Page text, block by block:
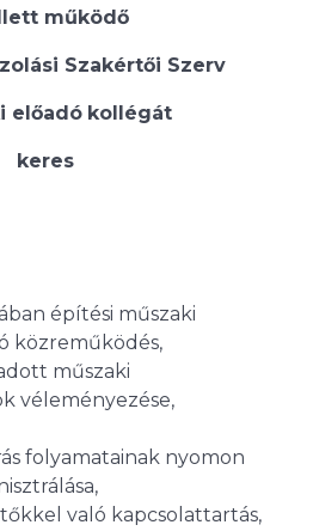
működő
Szakértői Szerv
előadó kollégát
keres
építési műszaki
közreműködés,
műszaki
véleményezése,
folyamatainak nyomon
való kapcsolattartás,